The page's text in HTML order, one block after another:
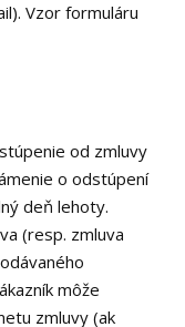
Vzor formuláru
od zmluvy
o odstúpení
deň lehoty.
(resp. zmluva
môže
zmluvy (ak